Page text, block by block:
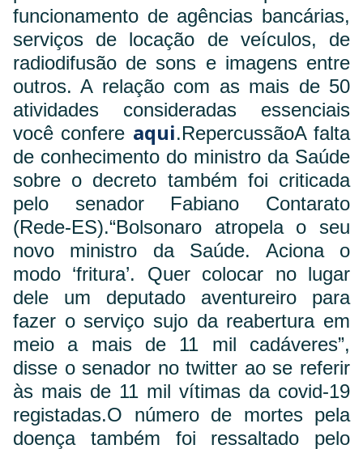
funcionamento de agências bancárias,
serviços de locação de veículos, de
radiodifusão de sons e imagens entre
outros. A relação com as mais de 50
atividades consideradas essenciais
você confere aqui.RepercussãoA falta
de conhecimento do ministro da Saúde
sobre o decreto também foi criticada
pelo senador Fabiano Contarato
(Rede-ES).“Bolsonaro atropela o seu
novo ministro da Saúde. Aciona o
modo ‘fritura’. Quer colocar no lugar
dele um deputado aventureiro para
fazer o serviço sujo da reabertura em
meio a mais de 11 mil cadáveres”,
disse o senador no twitter ao se referir
às mais de 11 mil vítimas da covid-19
registadas.O número de mortes pela
doença também foi ressaltado pelo